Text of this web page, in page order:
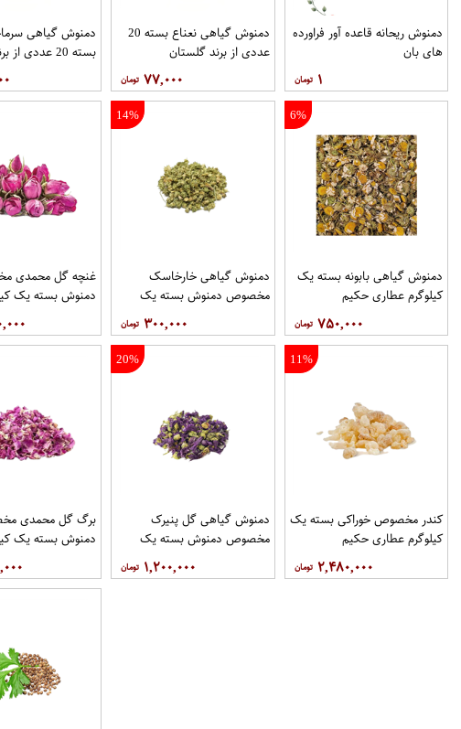
دمنوش ریحانه قاعده آور فراورده
های بان
۱
دمنوش گیاهی نعناع بسته 20
عددی از برند گلستان
۷۷,۰۰۰
دمنوش گیاهی
بسته 20 عددی از برند گلستان
6%
دمنوش گیاهی بابونه بسته یک
کیلوگرم عطاری حکیم
۷۵۰,۰۰۰
14%
دمنوش گیاهی خارخاسک
مخصوص دمنوش بسته یک
۳۰۰,۰۰۰
غنچه گل محمدی
دمنوش بسته یک
11%
کندر مخصوص خوراکی بسته یک
کیلوگرم عطاری حکیم
۲,۴۸۰,۰۰۰
20%
دمنوش گیاهی گل پنیرک
مخصوص دمنوش بسته یک
۱,۲۰۰,۰۰۰
برگ گل محمدی
دمنوش بسته یک